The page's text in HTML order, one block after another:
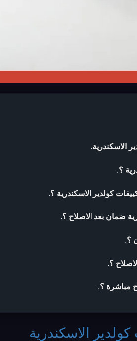
الاسكندرية.
؟.
كولدير الاسكندرية ؟.
ضمان بعد الاصلاح ؟.
؟.
؟.
مباشرة ؟.
كولدير الاسكندرية